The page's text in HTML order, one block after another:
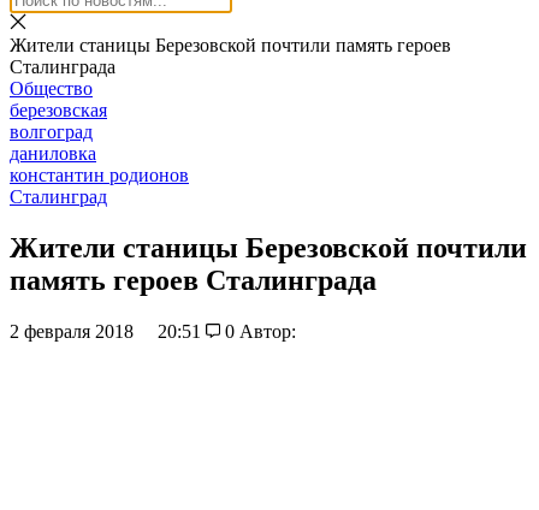
Жители станицы Березовской почтили память героев
Сталинграда
Общество
березовская
волгоград
даниловка
константин родионов
Сталинград
Жители станицы Березовской почтили
память героев Сталинграда
2 февраля 2018 20:51 0 Автор: